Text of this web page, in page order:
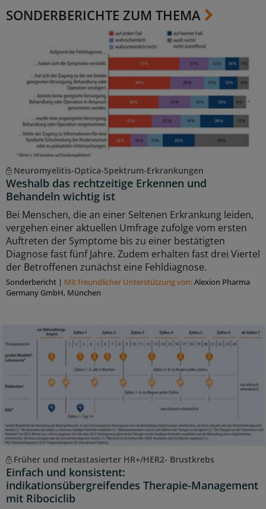
SONDERBERICHTE ZUM THEMA
Neuromyelitis-Optica-Spektrum-Erkrankungen
Weshalb das rechtzeitige Erkennen und
Behandeln wichtig ist
Bei Menschen, die an einer Seltenen Erkrankung leiden,
vergehen einer aktuellen Umfrage zufolge vom ersten
Auftreten der Symptome bis zu einer bestätigten
Diagnose fast fünf Jahre. Zudem erhalten fast drei Viertel
der Betroffenen zunächst eine Fehldiagnose.
Sonderbericht | Mit freundlicher Unterstützung von:Alexion Pharma
Germany GmbH, München
Früher und metastasierter HR+/HER2- Brustkrebs
Einfach und konsistent:
indikationsübergreifendes Therapie-Management
mit Ribociclib